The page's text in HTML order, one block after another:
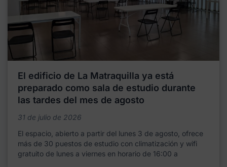
El edificio de La Matraquilla ya está
preparado como sala de estudio durante
las tardes del mes de agosto
31 de julio de 2026
El espacio, abierto a partir del lunes 3 de agosto, ofrece
más de 30 puestos de estudio con climatización y wifi
gratuito de lunes a viernes en horario de 16:00 a